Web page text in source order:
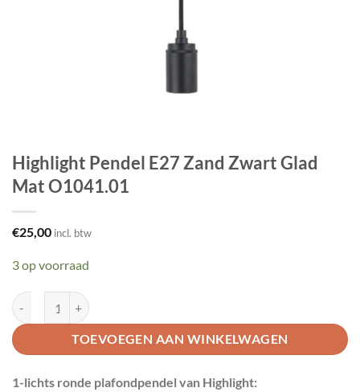
Highlight Pendel E27 Zand Zwart Glad
Mat O1041.01
€25,00 incl. btw
3 op voorraad
Highlight Pendel E27 Zand Zwart Glad Mat O1041.01 aantal
TOEVOEGEN AAN WINKELWAGEN
1-lichts ronde plafondpendel van Highlight: